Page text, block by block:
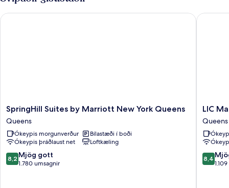
(Hearing
Accessible)
tvíbreitt
rúm
SpringHill
Suites
by
Marriott
New
York
Queens
SpringHill Suites by Marriott New York Queens
Queens
Ókeypis morgunverður
Bílastæði í boði
Ókeypis þráðlaust net
Loftkæling
8.2
af
8,2 Mjög gott
1.780 umsagnir
SpringHill Suites by Marriott New York Queens
LIC
View
Hotel
Queens
LIC
Queens
8.4
af
8,4
LIC